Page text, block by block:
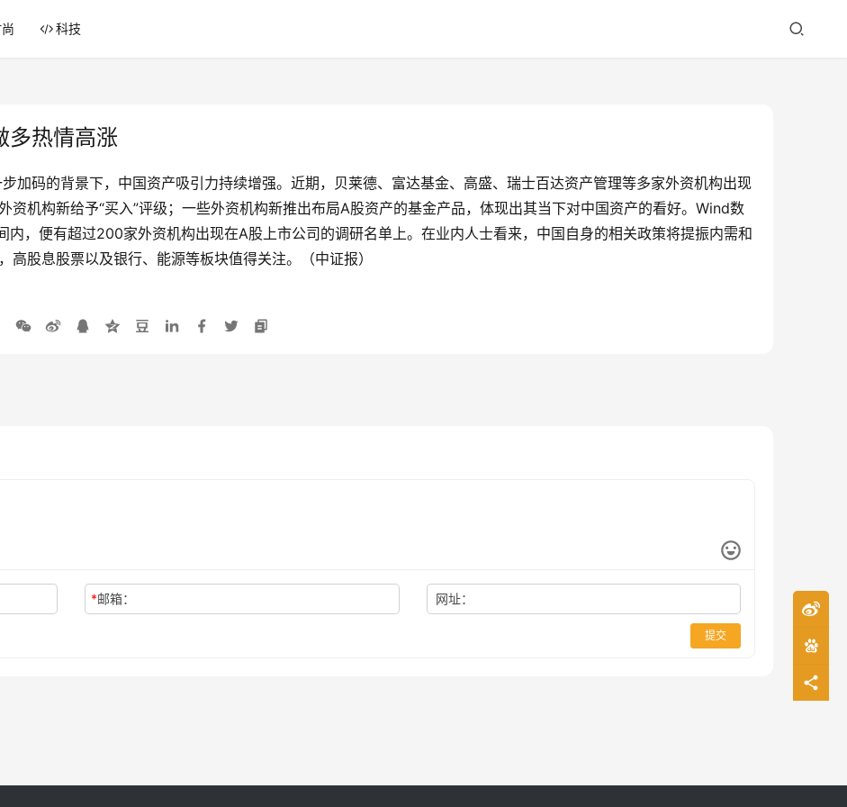
科技
多热情高涨
加码的背景下，中国资产吸引力持续增强。近期，贝莱德、富达基金、高盛、瑞士百达资产管理等多家外资机构出现
资机构新给予“买入”评级；一些外资机构新推出布局A股资产的基金产品，体现出其当下对中国资产的看好。Wind数
内，便有超过200家外资机构出现在A股上市公司的调研名单上。在业内人士看来，中国自身的相关政策将提振内需和
股息股票以及银行、能源等板块值得关注。（中证报）
*邮箱： 网址：
提交